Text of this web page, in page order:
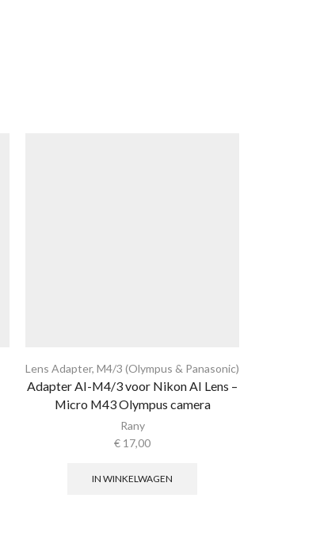
Lens Adapter, M4/3 (Olympus & Panasonic)
Adapter AI-M4/3 voor Nikon AI Lens –
Micro M43 Olympus camera
Rany
€ 17,00
IN WINKELWAGEN